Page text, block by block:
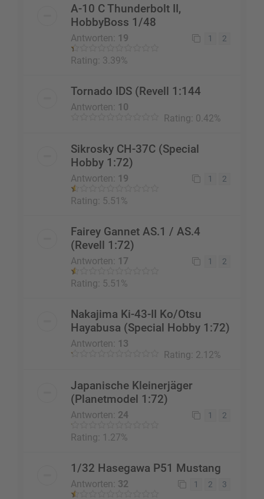
A-10 C Thunderbolt II,
HobbyBoss 1/48
Antworten: 19 1 2
Rating: 3.39%
Tornado IDS (Revell 1:144
Antworten:
10
Rating: 0.42%
Sikrosky CH-37C (Special
Hobby 1:72)
Antworten: 19 1 2
Rating: 5.51%
Fairey Gannet AS.1 / AS.4
(Revell 1:72)
Antworten: 17 1 2
Rating: 5.51%
Nakajima Ki-43-II Ko/Otsu
Hayabusa (Special Hobby 1:72)
Antworten:
13
Rating: 2.12%
Japanische Kleinerjäger
(Planetmodel 1:72)
Antworten: 24 1 2
Rating: 1.27%
1/32 Hasegawa P51 Mustang
Antworten: 32 1 2 3